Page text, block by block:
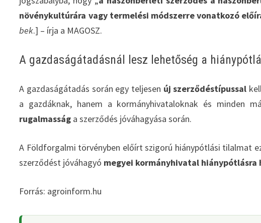
növénykultúrára vagy termelési módszerre vonatkozó
bek.] – írja a MAGOSZ.
A gazdaságátadásnál lesz lehetőség a
A gazdaságátadás során egy teljesen új szerződéstípussal
a gazdáknak, hanem a kormányhivataloknak és minden
rugalmasság a szerződés jóváhagyása során.
A Földforgalmi törvényben előírt szigorú hiánypótlási tilalmat
szerződést jóváhagyó megyei kormányhivatal
Forrás: agroinform.hu